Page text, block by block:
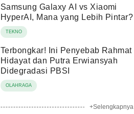
Samsung Galaxy AI vs Xiaomi
HyperAI, Mana yang Lebih Pintar?
TEKNO
Terbongkar! Ini Penyebab Rahmat
Hidayat dan Putra Erwiansyah
Didegradasi PBSI
OLAHRAGA
+Selengkapnya